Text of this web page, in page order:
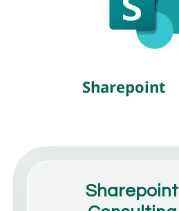
Sharepoint
Sharepoint